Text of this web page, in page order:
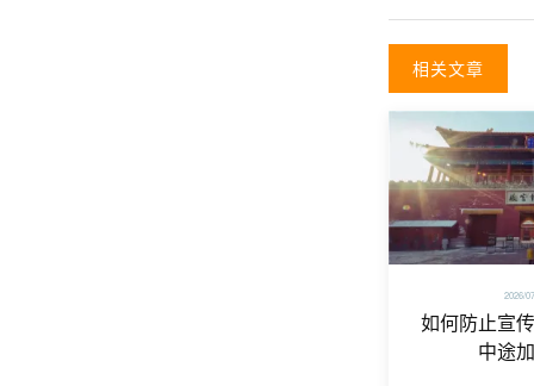
相关文章
2026/
如何防止宣
中途